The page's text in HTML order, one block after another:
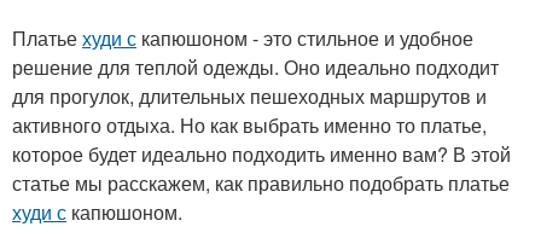
Платьехуди с капюшоном - это стильное и удобное
решение для теплой одежды. Оно идеально подходит
для прогулок, длительных пешеходных маршрутов и
активного отдыха. Но как выбрать именно то платье,
которое будет идеально подходить именно вам? В этой
статье мы расскажем, как правильно подобрать платье
худи с капюшоном.